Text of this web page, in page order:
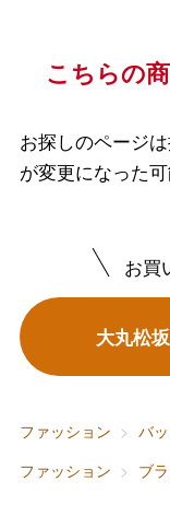
こちらの
お探しのページ
が変更になった
お買
大丸松
ファッション バ
ファッション
ブ
バ